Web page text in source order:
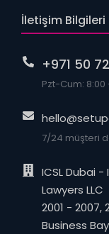
İletişim Bilgileri
+971 50
Pzt-Cum: 8:00
7/24 müşteri
ICSL Dubai
Lawyers LLC
2001 - 2007,
Business